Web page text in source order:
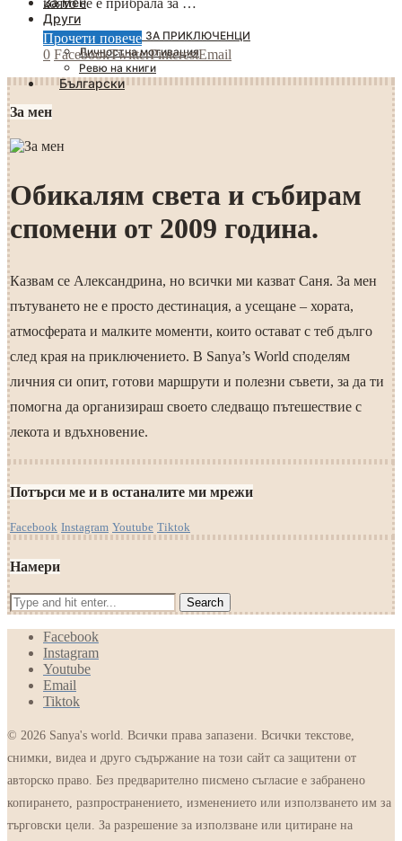
Други
ПОДАРЪЦИ ЗА ПРИКЛЮЧЕНЦИ
Личностна мотивация
Ревю на книги
Български
Прочети повече
0 FacebookTwitterPinterestEmail
За мен
Обикалям света и събирам
спомени от 2009 година.
Казвам се Александрина, но всички ми казват Саня. За мен
пътуването не е просто дестинация, а усещане – хората,
атмосферата и малките моменти, които остават с теб дълго
след края на приключението. В Sanya’s World споделям
личния си опит, готови маршрути и полезни съвети, за да ти
помогна да организираш своето следващо пътешествие с
лекота и вдъхновение.
Потърси ме и в останалите ми мрежи
Facebook Instagram Youtube Tiktok
Намери
Facebook
Instagram
Youtube
Email
Tiktok
© 2026 Sanya's world. Всички права запазени. Всички текстове,
снимки, видеа и друго съдържание на този сайт са защитени от
авторско право. Без предварително писмено съгласие е забранено
копирането, разпространението, изменението или използването им за
търговски цели. За разрешение за използване или цитиране на